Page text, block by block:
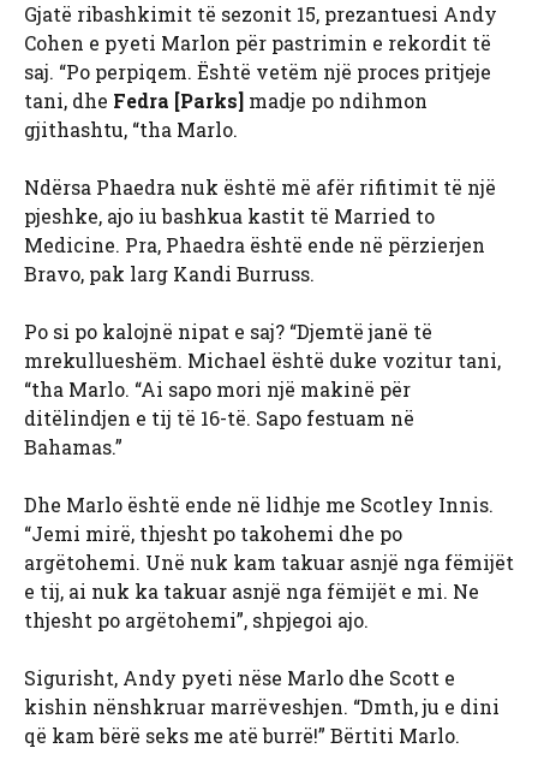
Gjatë ribashkimit të sezonit 15, prezantuesi Andy
Cohen e pyeti Marlon për pastrimin e rekordit të
saj. “Po perpiqem. Është vetëm një proces pritjeje
tani, dhe Fedra [Parks] madje po ndihmon
gjithashtu, “tha Marlo.
Ndërsa Phaedra nuk është më afër rifitimit të një
pjeshke, ajo iu bashkua kastit të Married to
Medicine. Pra, Phaedra është ende në përzierjen
Bravo, pak larg Kandi Burruss.
Po si po kalojnë nipat e saj? “Djemtë janë të
mrekullueshëm. Michael është duke vozitur tani,
“tha Marlo. “Ai sapo mori një makinë për
ditëlindjen e tij të 16-të. Sapo festuam në
Bahamas.”
Dhe Marlo është ende në lidhje me Scotley Innis.
“Jemi mirë, thjesht po takohemi dhe po
argëtohemi. Unë nuk kam takuar asnjë nga fëmijët
e tij, ai nuk ka takuar asnjë nga fëmijët e mi. Ne
thjesht po argëtohemi”, shpjegoi ajo.
Sigurisht, Andy pyeti nëse Marlo dhe Scott e
kishin nënshkruar marrëveshjen. “Dmth, ju e dini
që kam bërë seks me atë burrë!” Bërtiti Marlo.